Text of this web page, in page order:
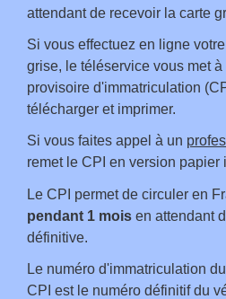
attendant de recevoir la carte
Si vous effectuez en ligne
grise, le téléservice vous met
provisoire d'immatriculation
télécharger et imprimer.
Si vous faites appel à un
remet le CPI en version papier
Le CPI permet de circuler en
pendant 1 mois en attendant
définitive.
Le numéro d'immatriculation
CPI est le numéro définitif du